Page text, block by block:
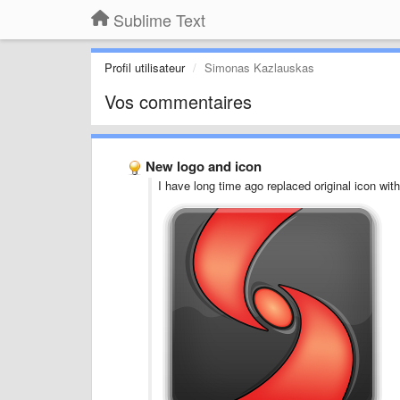
Sublime Text
Profil utilisateur Simonas Kazlauskas
Vos commentaires
New logo and icon
I have long time ago replaced original icon